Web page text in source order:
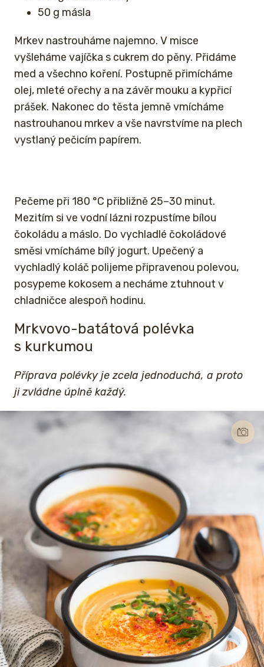
50 g másla
Mrkev nastrouháme najemno. V misce
vyšleháme vajíčka s cukrem do pěny. Přidáme
med a všechno koření. Postupně přimícháme
olej, mleté ořechy a na závěr mouku a kypřicí
prášek. Nakonec do těsta jemně vmícháme
nastrouhanou mrkev a vše navrstvíme na plech
vystlaný pečicím papírem.
Pečeme při 180 °C přibližně 25–30 minut.
Mezitím si ve vodní lázni rozpustíme bílou
čokoládu a máslo. Do vychladlé čokoládové
směsi vmícháme bílý jogurt. Upečený a
vychladlý koláč polijeme připravenou polevou,
posypeme kokosem a necháme ztuhnout v
chladničce alespoň hodinu.
Mrkvovo-batátová polévka
s kurkumou
Příprava polévky je zcela jednoduchá, a proto
ji zvládne úplně každý.